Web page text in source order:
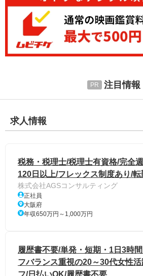
注目情報
求人情報
税務・税理士/税理士有資格/完全
120日以上/フレックス制度あり/転
株式会社AGSコンサルティング
正社員
大阪府
年収650万円～1,000万円
履歴書不要/単発・短期・1日3時
フバランス重視の20～30代女性
フ/日払いOK/履歴書不要